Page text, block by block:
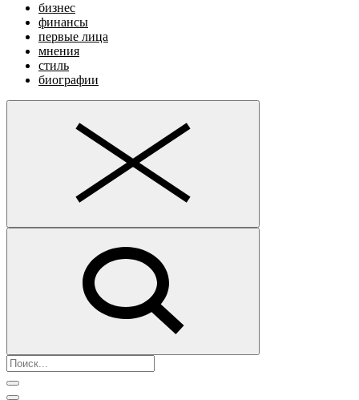
бизнес
финансы
первые лица
мнения
стиль
биографии